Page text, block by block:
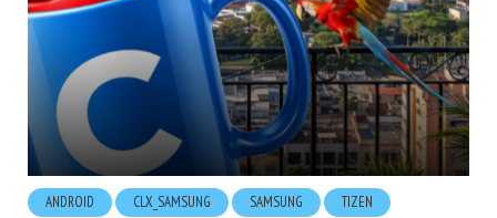
ANDROID CLX_SAMSUNG SAMSUNG TIZEN